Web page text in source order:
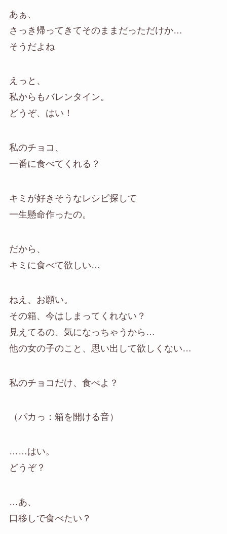
あぁ、
さっき帰ってきてそのままだっただけか…
そうだよね
えっと、
私からもバレンタイン。
どうぞ、はい！
私のチョコ、
一番に食べてくれる？
キミが好きそうなレシピ探して
一生懸命作ったの。
だから、
キミに食べて欲しい…
ねえ、お願い。
その箱、今はしまってくれない？
見えてるの、気になっちゃうから…
他の女の子のこと、思い出して欲しくない…
私のチョコだけ、食べよ？
（パカっ：箱を開ける音）
……はい。
どうぞ？
…あ、
口移しで食べたい？